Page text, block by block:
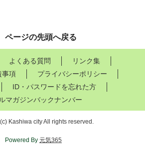
ページの先頭へ戻る
よくある質問
リンク集
事項
プライバシーポリシー
ID・パスワードを忘れた方
マガジンバックナンバー
(c) Kashiwa city All rights reserved.
Powered By 元気365